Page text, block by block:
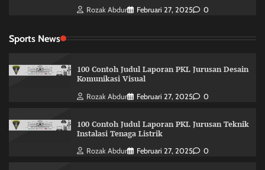
Rozak Abdur Februari 27, 2025 0
Sports News
100 Contoh Judul Laporan PKL Jurusan Desain
Komunikasi Visual
Rozak Abdur Februari 27, 2025 0
100 Contoh Judul Laporan PKL Jurusan Teknik
Instalasi Tenaga Listrik
Rozak Abdur Februari 27, 2025 0